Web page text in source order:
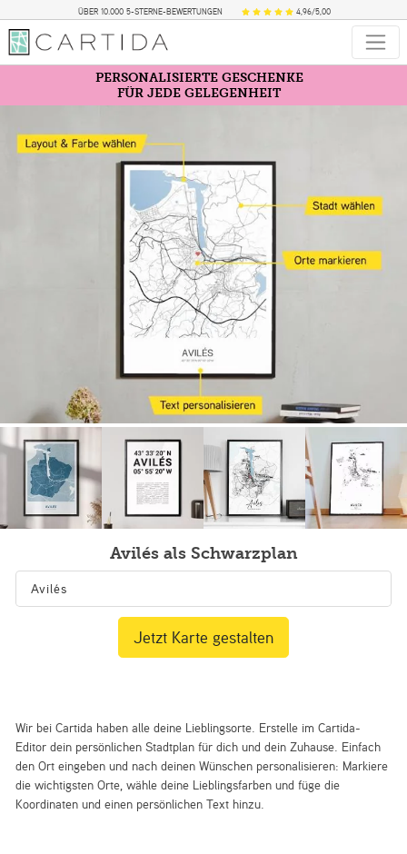
ÜBER 10.000 5-STERNE-BEWERTUNGEN 4,96/5,00
PERSONALISIERTE GESCHENKE
FÜR JEDE GELEGENHEIT
Avilés als Schwarzplan
Wir bei Cartida haben alle deine Lieblingsorte. Erstelle im Cartida-
Editor dein persönlichen Stadtplan für dich und dein Zuhause. Einfach
den Ort eingeben und nach deinen Wünschen personalisieren: Markiere
die wichtigsten Orte, wähle deine Lieblingsfarben und füge die
Koordinaten und einen persönlichen Text hinzu.
Jetzt Karte gestalten